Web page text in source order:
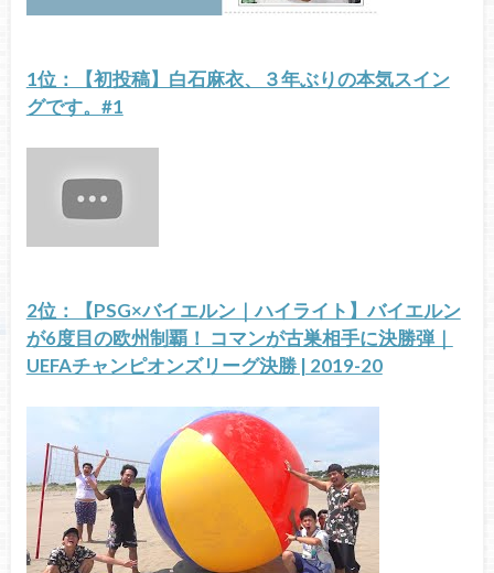
1位：【初投稿】白石麻衣、３年ぶりの本気スイン
グです。#1
2位：【PSG×バイエルン｜ハイライト】バイエルン
が6度目の欧州制覇！ コマンが古巣相手に決勝弾｜
UEFAチャンピオンズリーグ決勝 | 2019-20